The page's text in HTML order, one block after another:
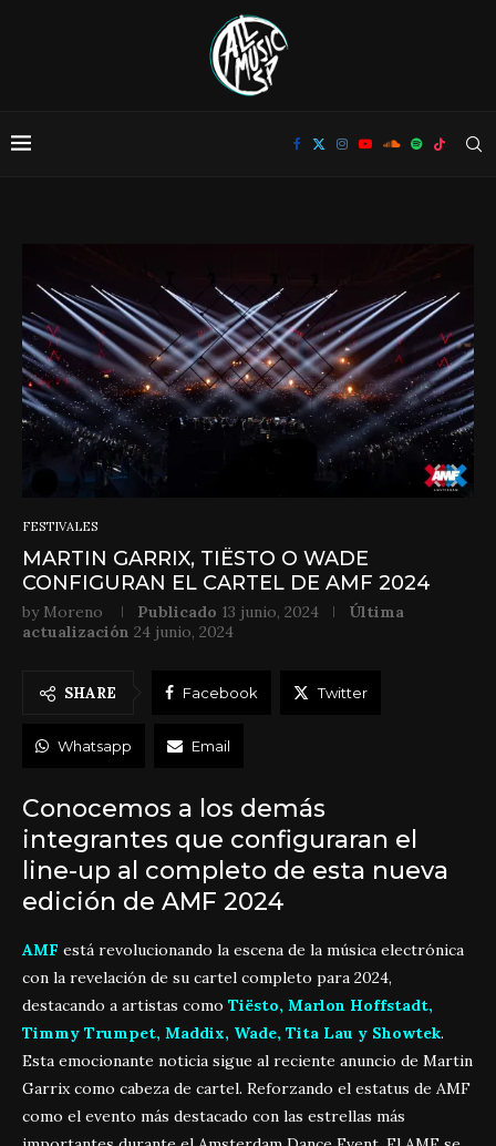
FESTIVALES
MARTIN GARRIX, TIËSTO O WADE
CONFIGURAN EL CARTEL DE AMF 2024
by Moreno Publicado 13 junio, 2024
Última
actualización 24 junio, 2024
SHARE Facebook Twitter
Whatsapp Email
Conocemos a los demás
integrantes que configuraran el
line-up al completo de esta nueva
edición de AMF 2024
AMF está revolucionando la escena de la música electrónica
con la revelación de su cartel completo para 2024,
destacando a artistas como Tiësto, Marlon Hoffstadt,
Timmy Trumpet, Maddix, Wade, Tita Lau y Showtek.
Esta emocionante noticia sigue al reciente anuncio de Martin
Garrix como cabeza de cartel. Reforzando el estatus de AMF
como el evento más destacado con las estrellas más